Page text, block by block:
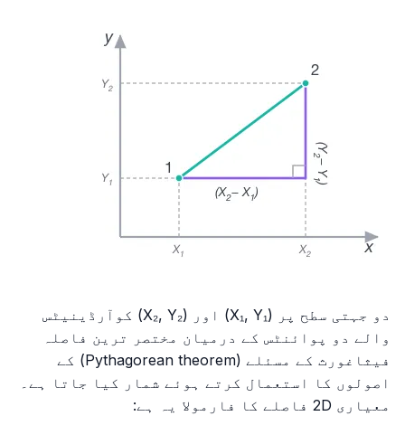
دو جہتی سطح پر (X₁, Y₁) اور (X₂, Y₂) کوآرڈینیٹس
والے دو پوائنٹس کے درمیان مختصر ترین فاصلہ
فیثاغورث کے مسئلے (Pythagorean theorem) کے
اصولوں کا استعمال کرتے ہوئے شمار کیا جاتا ہے۔
معیاری 2D فاصلے کا فارمولا یہ ہے: